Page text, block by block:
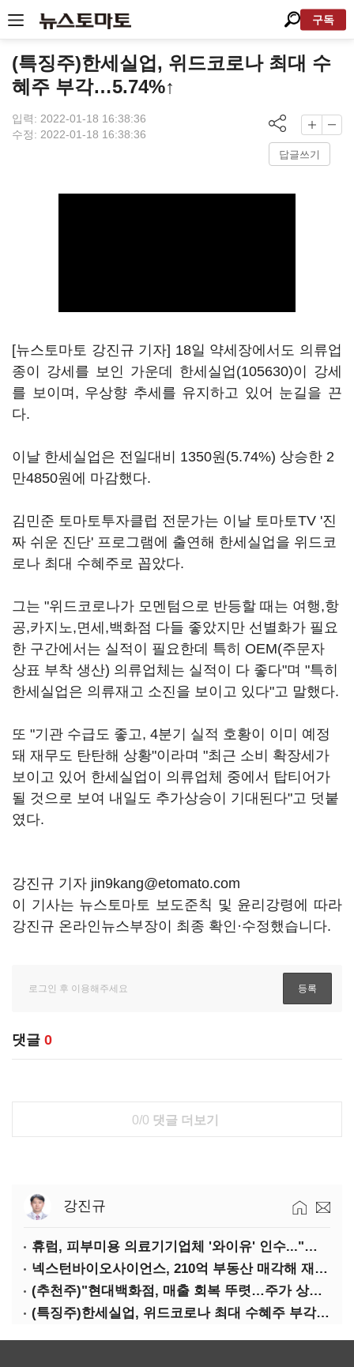
구독
(특징주)한세실업, 위드코로나 최대 수
혜주 부각…5.74%↑
입력: 2022-01-18 16:38:36
수정: 2022-01-18 16:38:36
답글쓰기
[뉴스토마토 강진규 기자] 18일 약세장에서도 의류업
종이 강세를 보인 가운데 한세실업(105630)이 강세
를 보이며, 우상향 추세를 유지하고 있어 눈길을 끈
다.
이날 한세실업은 전일대비 1350원(5.74%) 상승한 2
만4850원에 마감했다.
김민준 토마토투자클럽 전문가는 이날 토마토TV '진
짜 쉬운 진단' 프로그램에 출연해 한세실업을 위드코
로나 최대 수혜주로 꼽았다.
그는 "위드코로나가 모멘텀으로 반등할 때는 여행,항
공,카지노,면세,백화점 다들 좋았지만 선별화가 필요
한 구간에서는 실적이 필요한데 특히 OEM(주문자
상표 부착 생산) 의류업체는 실적이 다 좋다"며 "특히
한세실업은 의류재고 소진을 보이고 있다"고 말했다.
또 "기관 수급도 좋고, 4분기 실적 호황이 이미 예정
돼 재무도 탄탄해 상황"이라며 "최근 소비 확장세가
보이고 있어 한세실업이 의류업체 중에서 탑티어가
될 것으로 보여 내일도 추가상승이 기대된다"고 덧붙
였다.
강진규 기자 jin9kang@etomato.com
이 기사는 뉴스토마토 보도준칙 및 윤리강령에 따라
강진규 온라인뉴스부장이 최종 확인·수정했습니다.
댓글 0
0/0 댓글 더보기
강진규
휴럼, 피부미용 의료기기업체 '와이유' 인수..."바이오 헬스케어 사업 확장"
넥스턴바이오사이언스, 210억 부동산 매각해 재무구조 개선
(추천주)"현대백화점, 매출 회복 뚜렷…주가 상승여력 충분"
(특징주)한세실업, 위드코로나 최대 수혜주 부각…5.74%↑